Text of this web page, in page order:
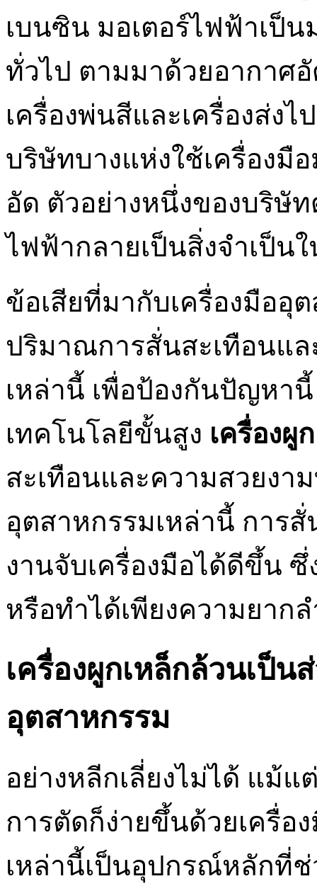
เบนซิน มอเตอร์ไฟฟ้าเป็
ทั่วไป ตามมาด้วยอากาศ
เครื่องพ่นสีและเครื่องส่ง
บริษัทบางแห่งใช้เครื่องมื
อัด ตัวอย่างหนึ่งของบริษัท
ไฟฟ้ากลายเป็นสิ่งจำเป็น
ข้อเสียที่มากับเครื่องมืออุ
ปริมาณการสั่นสะเทือนแล
เหล่านี้ เพื่อป้องกันปัญห
เทคโนโลยีขั้นสูง เครื่องผู
สะเทือนและความสวยงา
อุตสาหกรรมเหล่านี้ การ
งานจับเครื่องมือได้ดีขึ้น
หรือทำได้เพียงความยาก
เครื่องผูกเหล็กล้วนเป็
อุตสาหกรรม
อย่างหลีกเลี่ยงไม่ได้ แม้แ
การตัดก็ง่ายขึ้นด้วยเครื่อ
เหล่านี้เป็นอุปกรณ์หลักที่